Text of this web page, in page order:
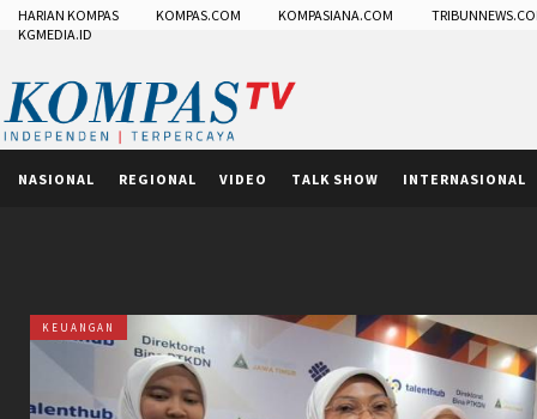
HARIAN KOMPAS KOMPAS.COM KOMPASIANA.COM
KGMEDIA.ID
NASIONAL REGIONAL VIDEO TALK SHOW INTERNASIONAL
KEUANGAN